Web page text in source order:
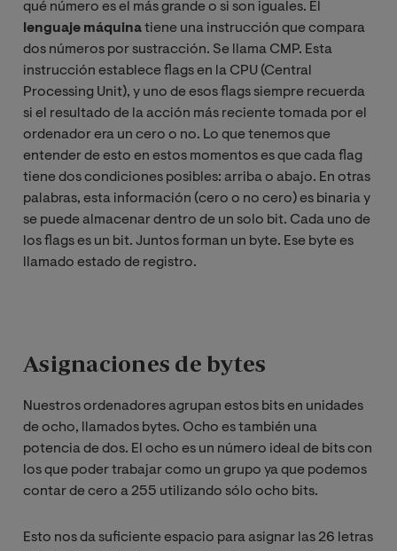
qué número es el más grande o si son iguales. El
lenguaje máquinatiene una instrucción que compara
dos números por sustracción. Se llama CMP. Esta
instrucción establece flags en la CPU (Central
Processing Unit), y uno de esos flags siempre recuerda
si el resultado de la acción más reciente tomada por el
ordenador era un cero o no. Lo que tenemos que
entender de esto en estos momentos es que cada flag
tiene dos condiciones posibles: arriba o abajo. En otras
palabras, esta información (cero o no cero) es binaria y
se puede almacenar dentro de un solo bit. Cada uno de
los flags es un bit. Juntos forman un byte. Ese byte es
llamado estado de registro.
Asignaciones de bytes
Nuestros ordenadores agrupan estos bits en unidades
de ocho, llamados bytes. Ocho es también una
potencia de dos. El ocho es un número ideal de bits con
los que poder trabajar como un grupo ya que podemos
contar de cero a 255 utilizando sólo ocho bits.
Esto nos da suficiente espacio para asignar las 26 letras